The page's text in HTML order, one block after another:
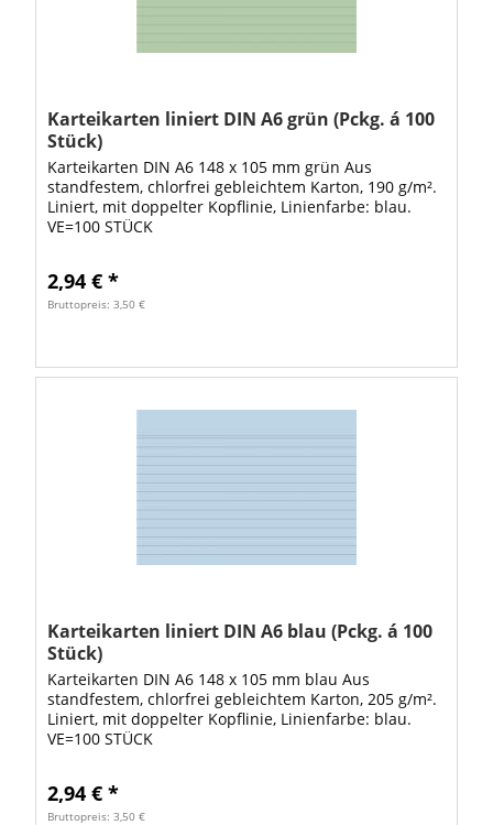
Karteikarten liniert DIN A6 grün (Pckg. á 100
Stück)
Karteikarten DIN A6 148 x 105 mm grün Aus
standfestem, chlorfrei gebleichtem Karton, 190 g/m².
Liniert, mit doppelter Kopflinie, Linienfarbe: blau.
VE=100 STÜCK
2,94 € *
Bruttopreis: 3,50 €
Karteikarten liniert DIN A6 blau (Pckg. á 100
Stück)
Karteikarten DIN A6 148 x 105 mm blau Aus
standfestem, chlorfrei gebleichtem Karton, 205 g/m².
Liniert, mit doppelter Kopflinie, Linienfarbe: blau.
VE=100 STÜCK
2,94 € *
Bruttopreis: 3,50 €